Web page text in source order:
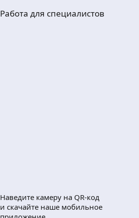
Работа для специалистов
Наведите камеру на QR-код
и скачайте наше мобильное